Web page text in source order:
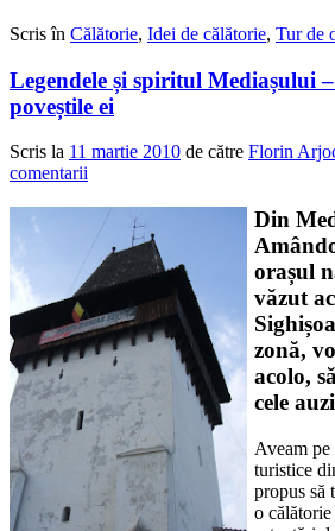
Scris în Călătorie, Idei de călătorie, Tur de
Legendele și spiritul Mediașului
poveștile ei
Scris la 11 martie 2010 de către Florin
comentarii
Din
orașul
văzut
zonă,
acolo,
cele
Aveam
turistice
propus să
o